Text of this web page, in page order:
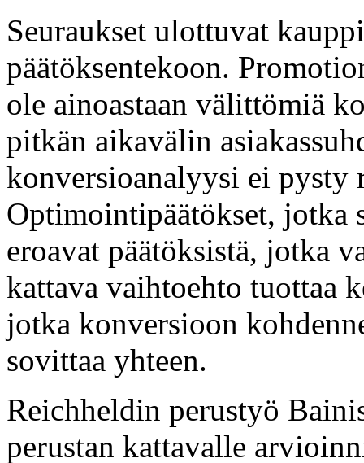
Seuraukset ulottuvat
päätöksentekoon.
ole ainoastaan välittömiä
pitkän aikavälin
konversioanalyysi ei pysty
Optimointipäätökset, jotka
eroavat päätöksistä, jotka
kattava vaihtoehto tuottaa
jotka konversioon
sovittaa yhteen.
Reichheldin perustyö
perustan kattavalle